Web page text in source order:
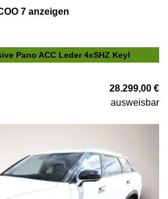
7 anzeigen
Pano ACC Leder 4xSHZ Keyl
28.299,00 €
ausweisbar